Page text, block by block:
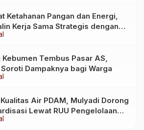
Ketahanan Pangan dan Energi,
Kerja Sama Strategis dengan
Kelautan dan Perikanan
Kebumen Tembus Pasar AS,
Dampaknya bagi Warga
Air PDAM, Mulyadi Dorong
Lewat RUU Pengelolaan